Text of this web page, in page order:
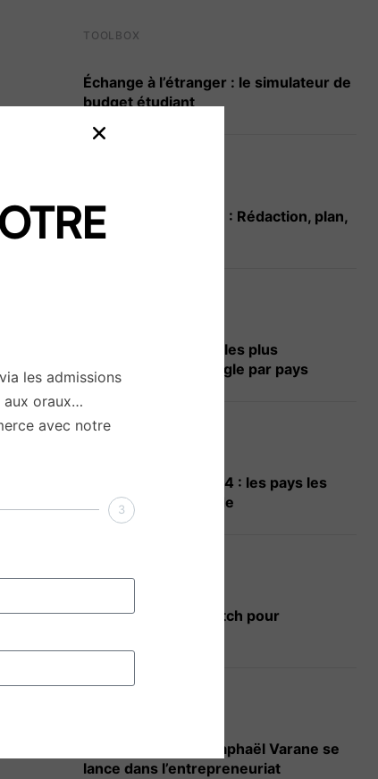
ou
est
TOOLBOX
Échange à l’étranger : le simulateur de
budget étudiant
Lettre de motivation : Rédaction, plan,
modèles…
Emploi : les métiers les plus
recherchés sur Google par pays
CLASSEMENTS
Classement PIB 2024 : les pays les
plus riches du monde
Le générateur de pitch pour
Après sa retraite, Raphaël Varane se
lance dans l’entrepreneuriat
les admissions
aux oraux…
avec notre
3